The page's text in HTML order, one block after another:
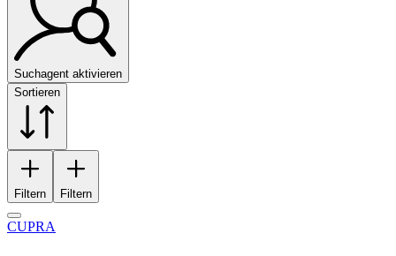
Suchagent aktivieren
Sortieren
Filtern Filtern
CUPRA